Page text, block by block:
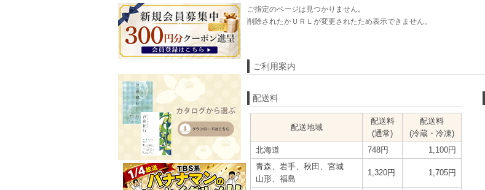
ご指定のページは見つかりません。
削除されたかＵＲＬが変更されたため表示できません。
ご利用案内
配送料
配送地域
配送料
(通常)
配送料
(冷蔵・冷凍)
北海道
748円
1,100円
青森、岩手、秋田、宮城
山形、福島
1,320円 1,705円